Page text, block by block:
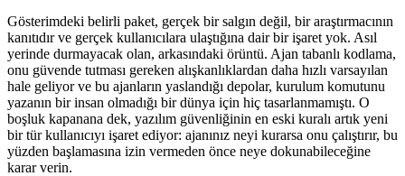
Gösterimdeki belirli paket, gerçek bir salgın değil, bir araştırmacının
kanıtıdır ve gerçek kullanıcılara ulaştığına dair bir işaret yok. Asıl
yerinde durmayacak olan, arkasındaki örüntü. Ajan tabanlı kodlama,
onu güvende tutması gereken alışkanlıklardan daha hızlı varsayılan
hale geliyor ve bu ajanların yaslandığı depolar, kurulum komutunu
yazanın bir insan olmadığı bir dünya için hiç tasarlanmamıştı. O
boşluk kapanana dek, yazılım güvenliğinin en eski kuralı artık yeni
bir tür kullanıcıyı işaret ediyor: ajanınız neyi kurarsa onu çalıştırır, bu
yüzden başlamasına izin vermeden önce neye dokunabileceğine
karar verin.